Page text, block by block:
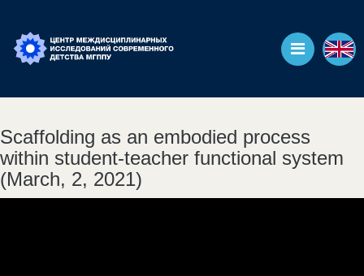
Scaffolding as an embodied process
within student-teacher functional system
(March, 2, 2021)